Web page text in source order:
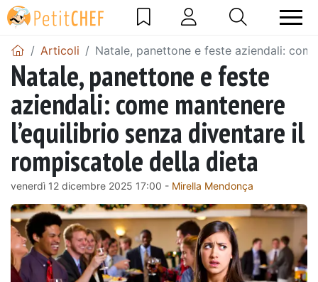
Articoli Natale, panettone e feste aziendali:
Natale, panettone e feste
aziendali: come mantenere
l’equilibrio senza diventare il
rompiscatole della dieta
venerdì 12 dicembre 2025 17:00 - Mirella Mendonça